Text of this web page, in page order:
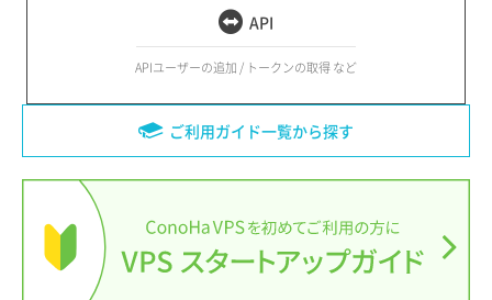
API
APIユーザーの追加 / トークンの取得 など
ご利用ガイド一覧から探す